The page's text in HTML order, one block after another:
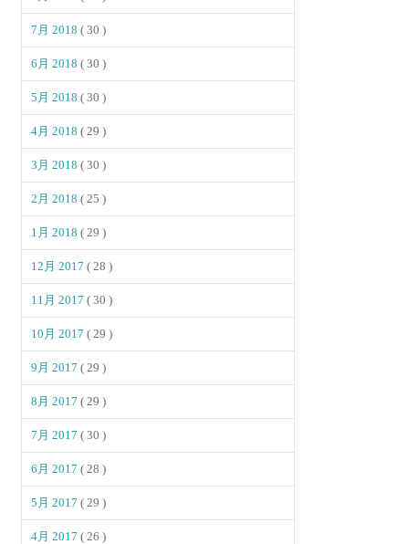
7月 2018( 30 )
6月 2018( 30 )
5月 2018( 30 )
4月 2018( 29 )
3月 2018( 30 )
2月 2018( 25 )
1月 2018( 29 )
12月 2017( 28 )
11月 2017( 30 )
10月 2017( 29 )
9月 2017( 29 )
8月 2017( 29 )
7月 2017( 30 )
6月 2017( 28 )
5月 2017( 29 )
4月 2017( 26 )